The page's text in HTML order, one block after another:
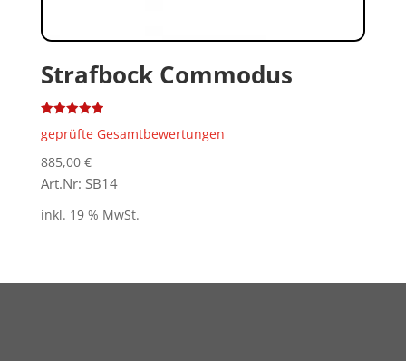
Strafbock Commodus
mit
von 5
geprüfte Gesamtbewertungen
885,00 €
Art.Nr: SB14
inkl. 19 % MwSt.